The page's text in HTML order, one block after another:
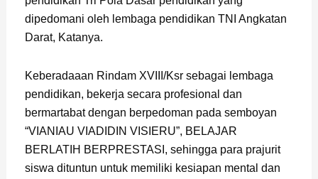
dipedomani oleh lembaga pendidikan TNI Angkatan
Darat, Katanya.
Keberadaaan Rindam XVIII/Ksr sebagai lembaga
pendidikan, bekerja secara profesional dan
bermartabat dengan berpedoman pada semboyan
“VIANIAU VIADIDIN VISIERU”, BELAJAR
BERLATIH BERPRESTASI, sehingga para prajurit
siswa dituntun untuk memiliki kesiapan mental dan